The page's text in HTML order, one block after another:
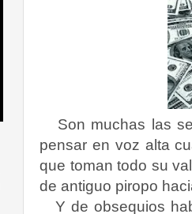
Son muchas las
pensar en voz alta
que toman todo su
de antiguo piropo
Y de obsequios